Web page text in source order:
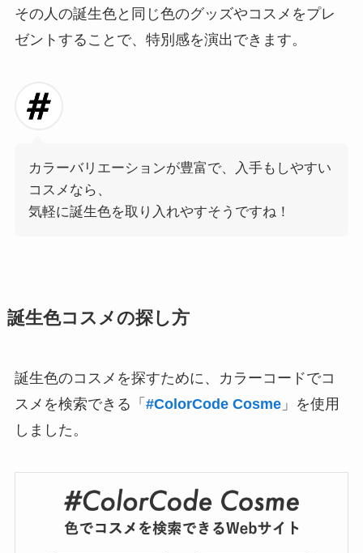
その人の誕生色と同じ色のグッズやコスメをプレ
ゼントすることで、特別感を演出できます。
カラーバリエーションが豊富で、入手もしやすい
コスメなら、
気軽に誕生色を取り入れやすそうですね！
誕生色コスメの探し方
誕生色のコスメを探すために、カラーコードでコ
スメを検索できる「 #ColorCode Cosme」を使用
しました。